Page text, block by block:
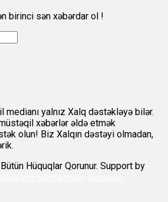
birinci sən xəbərdar ol !
yalnız Xalq dəstəkləyə bilər.
xəbərlər əldə etmək
olun! Biz Xalqın dəstəyi olmadan,
Hüquqlar Qorunur. Support by